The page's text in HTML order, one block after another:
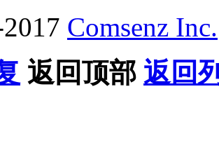
Comsenz Inc.
返回顶部 返回